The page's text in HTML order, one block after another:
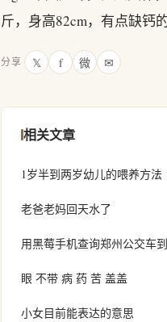
斤，身高82cm，有点缺钙
分享 𝕏 f 微 ✉
相关文章
1岁半到两岁幼儿的喂养方法
老爸老妈回天水了
用黑莓手机查询郑州公交车
眼 不带 病 药 苦 盖盖
小女目前能表达的意思